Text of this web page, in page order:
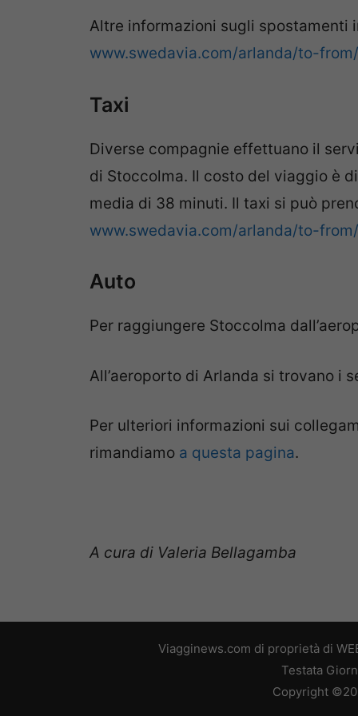
Altre informazioni sugli spostamenti
www.swedavia.com/arlanda/to-
Taxi
Diverse compagnie effettuano il
di Stoccolma. Il costo del viaggio è
media di 38 minuti. Il taxi si può
www.swedavia.com/arlanda/to-
Auto
Per raggiungere Stoccolma
All’aeroporto di Arlanda si trovano i
Per ulteriori informazioni sui
rimandiamo a questa pagina.
A cura di Valeria Bellagamba
Viagginews.com di proprietà di
Testata
Copyright